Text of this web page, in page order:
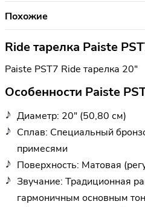
Похожие
Ride тарелка Paiste
Paiste PST7 Ride тарелка 20"
Особенности Paiste
Диаметр: 20" (50,80 см)
Сплав: Специальный
примесями
Поверхность: Матовая
Звучание: Традиционная
гармоничным основным